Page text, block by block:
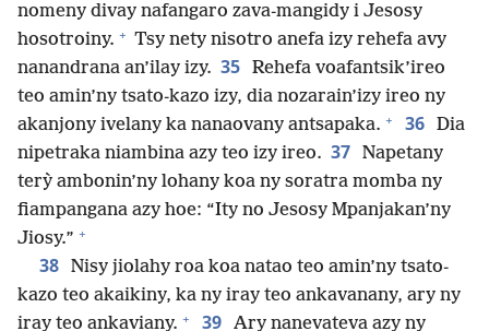
nomeny divay nafangaro zava-mangidy i Jesosy
hosotroiny. + Tsy nety nisotro anefa izy rehefa avy
nanandrana an’ilay izy. 35 Rehefa voafantsik’ireo
teo amin’ny tsato-kazo izy, dia nozarain’izy ireo ny
akanjony ivelany ka nanaovany antsapaka. + 36 Dia
nipetraka niambina azy teo izy ireo. 37 Napetany
terỳ ambonin’ny lohany koa ny soratra momba ny
fiampangana azy hoe: “Ity no Jesosy Mpanjakan’ny
Jiosy.” +
38 Nisy jiolahy roa koa natao teo amin’ny tsato-
kazo teo akaikiny, ka ny iray teo ankavanany, ary ny
iray teo ankaviany. + 39 Ary nanevateva azy ny